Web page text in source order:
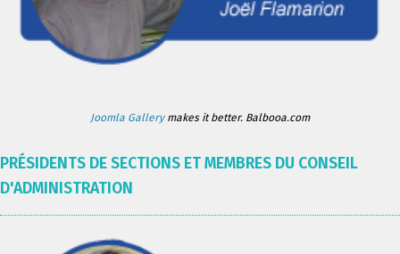
Joomla Gallerymakes it better. Balbooa.com
PRÉSIDENTS DE SECTIONS ET MEMBRES DU CONSEIL
D'ADMINISTRATION